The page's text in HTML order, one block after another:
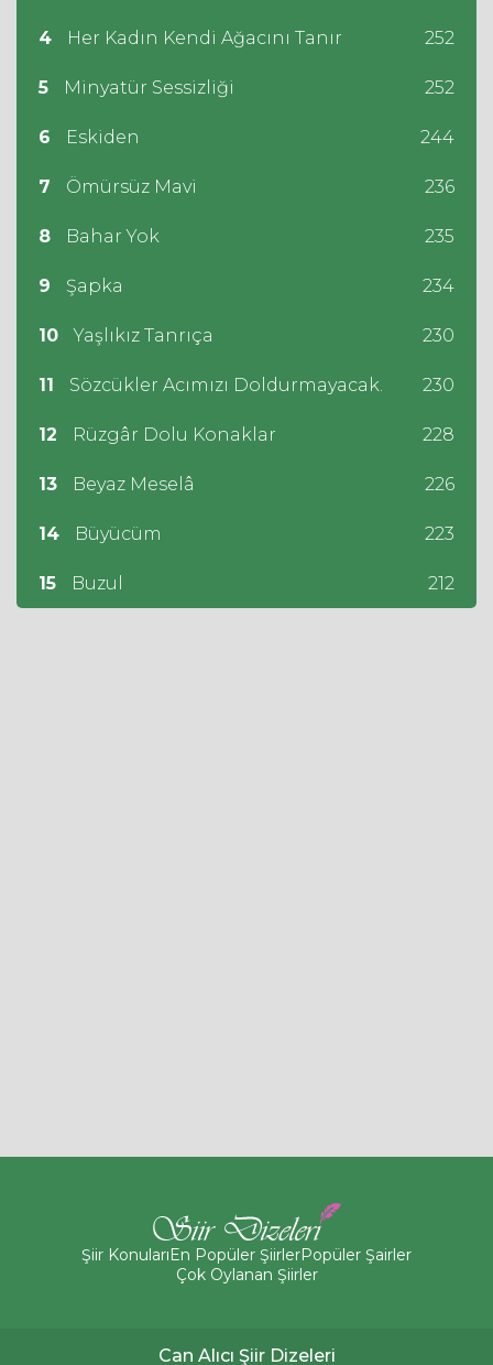
4 Her Kadın Kendi Ağacını Tanır 252
5 Minyatür Sessizliği 252
6 Eskiden 244
7 Ömürsüz Mavi 236
8 Bahar Yok 235
9 Şapka 234
10 Yaşlıkız Tanrıça 230
11 Sözcükler Acımızı Doldurmayacak. 230
12 Rüzgâr Dolu Konaklar 228
13 Beyaz Meselâ 226
14 Büyücüm 223
15 Buzul 212
Şiir KonularıEn Popüler ŞiirlerPopüler Şairler
Çok Oylanan Şiirler
Can Alıcı Şiir Dizeleri